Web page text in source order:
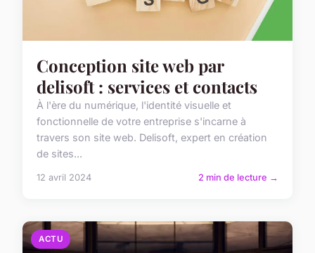
Conception site web par
delisoft : services et contacts
À l'ère du numérique, l'identité visuelle et
fonctionnelle de votre entreprise s'incarne à
travers son site web. Delisoft, expert en création
de sites...
12 avril 2024 2 min de lecture →
ACTU